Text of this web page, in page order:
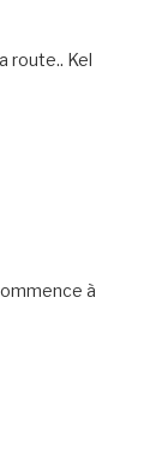
route.. Kel
à